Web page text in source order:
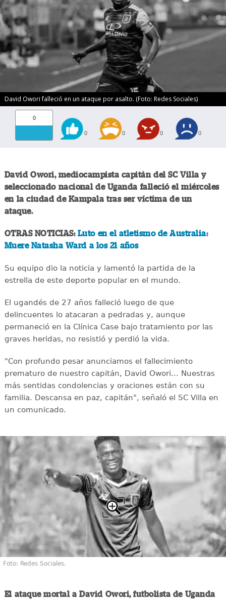
David Owori falleció en un ataque por asalto. (Foto: Redes Sociales)
0
0 0 0 0
David Owori, mediocampista capitán del SC Villa y
seleccionado nacional de Uganda falleció el miércoles
en la ciudad de Kampala tras ser víctima de un
ataque.
OTRAS NOTICIAS: Luto en el atletismo de Australia:
Muere Natasha Ward a los 21 años
Su equipo dio la noticia y lamentó la partida de la
estrella de este deporte popular en el mundo.
El ugandés de 27 años falleció luego de que
delincuentes lo atacaran a pedradas y, aunque
permaneció en la Clínica Case bajo tratamiento por las
graves heridas, no resistió y perdió la vida.
"Con profundo pesar anunciamos el fallecimiento
prematuro de nuestro capitán, David Owori... Nuestras
más sentidas condolencias y oraciones están con su
familia. Descansa en paz, capitán", señaló el SC Villa en
un comunicado.
Foto: Redes Sociales.
El ataque mortal a David Owori, futbolista de Uganda